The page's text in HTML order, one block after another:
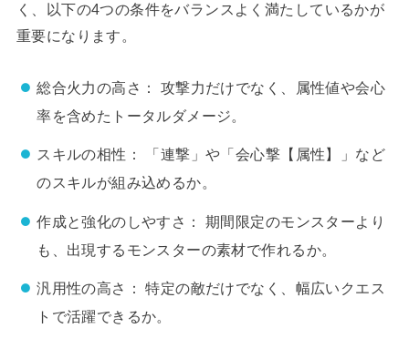
く、以下の4つの条件をバランスよく満たしているかが
重要になります。
総合火力の高さ： 攻撃力だけでなく、属性値や会心
率を含めたトータルダメージ。
スキルの相性： 「連撃」や「会心撃【属性】」など
のスキルが組み込めるか。
作成と強化のしやすさ： 期間限定のモンスターより
も、出現するモンスターの素材で作れるか。
汎用性の高さ： 特定の敵だけでなく、幅広いクエス
トで活躍できるか。